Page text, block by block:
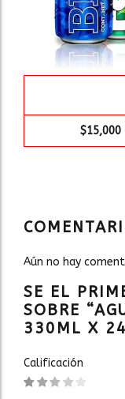
$15,000
Aún no hay
SE EL
SOBRE
330ML X
Calificación